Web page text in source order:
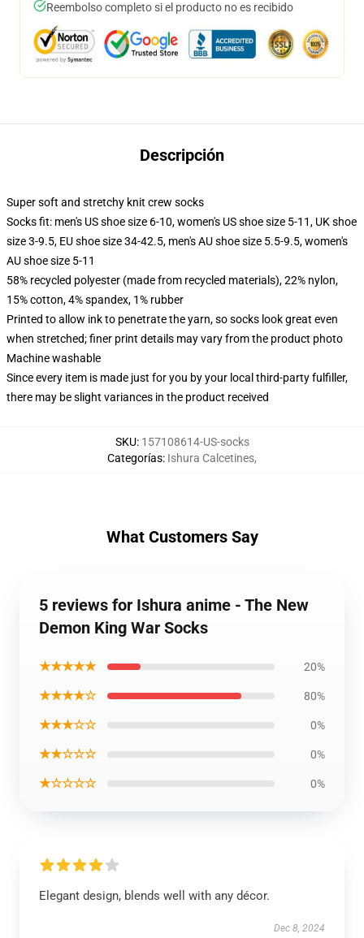
Reembolso completo si el producto no es recibido
Descripción
Super soft and stretchy knit crew socks
Socks fit: men's US shoe size 6-10, women's US shoe size 5-11, UK shoe
size 3-9.5, EU shoe size 34-42.5, men's AU shoe size 5.5-9.5, women's
AU shoe size 5-11
58% recycled polyester (made from recycled materials), 22% nylon,
15% cotton, 4% spandex, 1% rubber
Printed to allow ink to penetrate the yarn, so socks look great even
when stretched; finer print details may vary from the product photo
Machine washable
Since every item is made just for you by your local third-party fulfiller,
there may be slight variances in the product received
SKU: 157108614-US-socks
Categorías: Ishura Calcetines,
What Customers Say
5 reviews for Ishura anime - The New
Demon King War Socks
★★★★★ 20%
★★★★☆ 80%
★★★☆☆ 0%
★★☆☆☆ 0%
★☆☆☆☆ 0%
Elegant design, blends well with any décor.
Dec 8, 2024